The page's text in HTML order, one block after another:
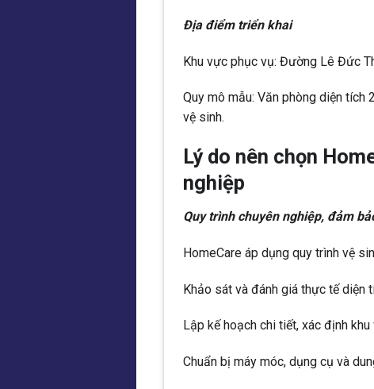
Địa điểm triển khai
Khu vực phục vụ: Đường Lê Đức
Quy mô mẫu: Văn phòng diện tích
vệ sinh.
Lý do nên chọn
nghiệp
Quy trình chuyên nghiệp, đảm
HomeCare áp dụng quy trình vệ
Khảo sát và đánh giá thực tế diện
Lập kế hoạch chi tiết, xác định
Chuẩn bị máy móc, dụng cụ và